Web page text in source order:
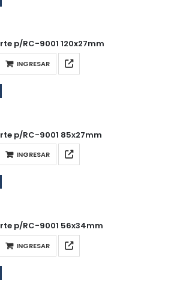
p/RC-9001 120x27mm
INGRESAR
p/RC-9001 85x27mm
INGRESAR
p/RC-9001 56x34mm
INGRESAR